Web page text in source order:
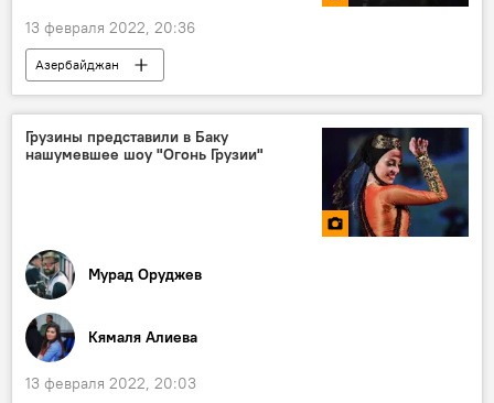
13 февраля 2022, 20:36
Азербайджан
Происшествия в Азербайджане
Происшествия
пожар
рынок
Габалинский район
Вандам видео
Грузины представили в Баку
нашумевшее шоу "Огонь Грузии"
Мурад Оруджев
Кямаля Алиева
13 февраля 2022, 20:03